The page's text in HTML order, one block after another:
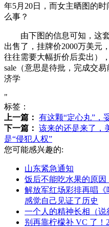
年5月20日，而女主晒图的
么事？
由下图的信息可知，这套
出售了，挂牌价2000万美元
往往需要大幅折价后卖出）
sale（意思是待批，完成交
济学
"
标签：
上一篇： 有这颗“定心丸”，
下一篇： 该来的还是来了，
是“侵犯人权”
您可能感兴趣的:
山东紧急通知
饭后不能吃水果的原因
解放军红场彩排再唱《
感觉自己见证了历史
一个人的精神长相（说
别再靠柠檬补 VC 了